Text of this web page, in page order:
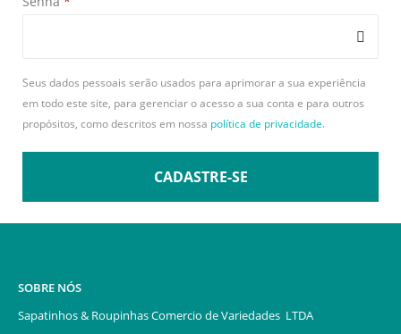
Seus dados pessoais serão usados para aprimorar a sua experiência
em todo este site, para gerenciar o acesso a sua conta e para outros
propósitos, como descritos em nossa política de privacidade.
CADASTRE-SE
SOBRE NÓS
Sapatinhos & Roupinhas Comercio de Variedades LTDA